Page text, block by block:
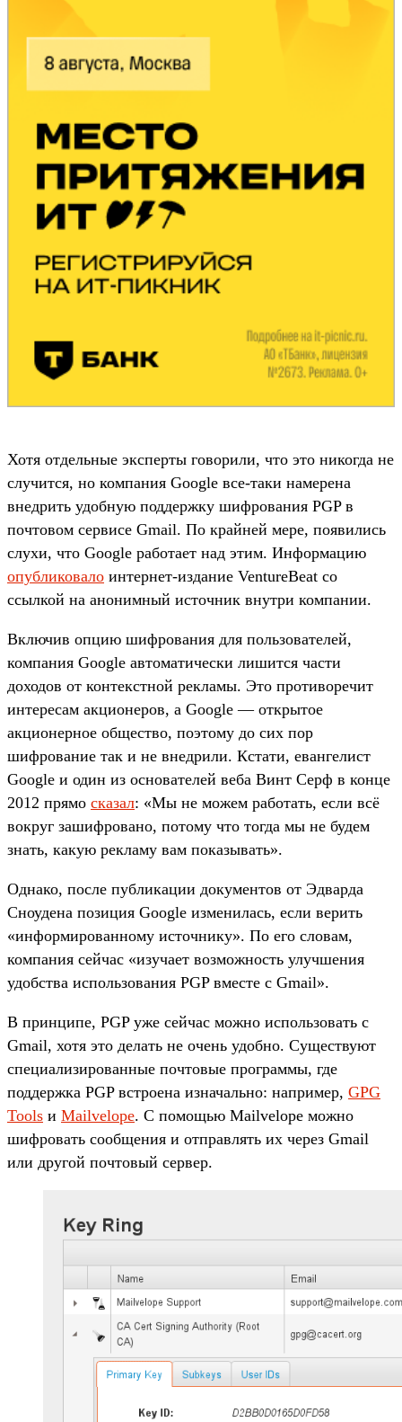
Хотя отдельные эксперты говорили, что это никогда не
случится, но компания Google все-таки намерена
внедрить удобную поддержку шифрования PGP в
почтовом сервисе Gmail. По крайней мере, появились
слухи, что Google работает над этим. Информацию
опубликовало интернет-издание VentureBeat со
ссылкой на анонимный источник внутри компании.
Включив опцию шифрования для пользователей,
компания Google автоматически лишится части
доходов от контекстной рекламы. Это противоречит
интересам акционеров, а Google — открытое
акционерное общество, поэтому до сих пор
шифрование так и не внедрили. Кстати, евангелист
Google и один из основателей веба Винт Серф в конце
2012 прямо сказал: «Мы не можем работать, если всё
вокруг зашифровано, потому что тогда мы не будем
знать, какую рекламу вам показывать».
Однако, после публикации документов от Эдварда
Сноудена позиция Google изменилась, если верить
«информированному источнику». По его словам,
компания сейчас «изучает возможность улучшения
удобства использования PGP вместе с Gmail».
В принципе, PGP уже сейчас можно использовать с
Gmail, хотя это делать не очень удобно. Существуют
специализированные почтовые программы, где
поддержка PGP встроена изначально: например, GPG
Tools и Mailvelope. С помощью Mailvelope можно
шифровать сообщения и отправлять их через Gmail
или другой почтовый сервер.